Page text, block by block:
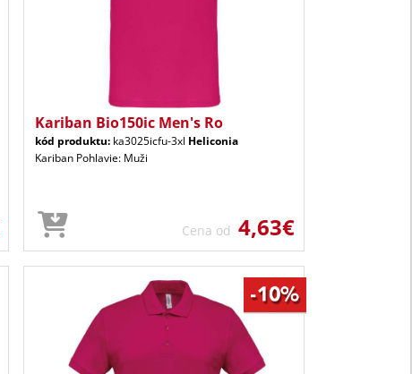
Kariban Bio150ic Men's Ro
kód produktu: ka3025icfu-3xl Heliconia
Kariban Pohlavie: Muži
Cena od 4,63€